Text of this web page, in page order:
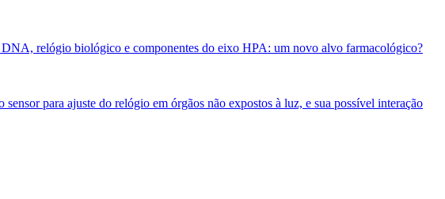
relógio biológico e componentes do eixo HPA: um novo alvo farmacológico?
para ajuste do relógio em órgãos não expostos à luz, e sua possível interação